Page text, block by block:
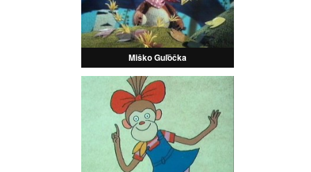
Miško Guľôčka